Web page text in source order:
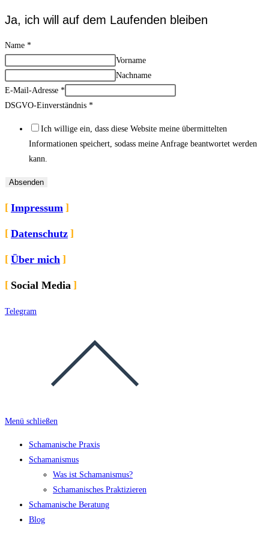
Ja, ich will auf dem Laufenden bleiben
Name *
Vorname
Nachname
E-Mail-Adresse *
DSGVO-Einverständnis *
Ich willige ein, dass diese Website meine übermittelten
Informationen speichert, sodass meine Anfrage beantwortet werden
kann.
Absenden
Impressum
Datenschutz
Über mich
Social Media
Telegram
Menü schließen
Schamanische Praxis
Schamanismus
Was ist Schamanismus?
Schamanisches Praktizieren
Schamanische Beratung
Blog